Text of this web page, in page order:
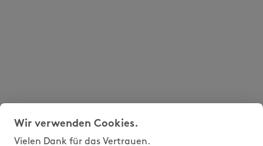
Wir verwenden Cookies.
Vielen Dank für das Vertrauen.